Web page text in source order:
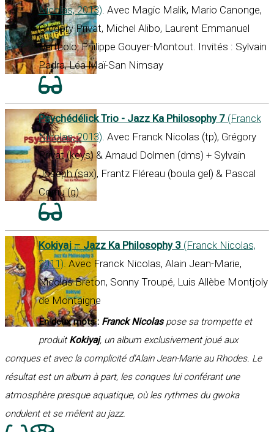
Nicolas, 2013). Avec Magic Malik, Mario Canonge,
Grégory Privat, Michel Alibo, Laurent Emmanuel
Bertholo, Philippe Gouyer-Montout. Invités : Sylvain
Padra, Léa Maï-San Nimsay
Psychédélick Trio - Jazz Ka Philosophy 7 (Franck
Nicolas, 2013). Avec Franck Nicolas (tp), Grégory
Privat (keys) & Arnaud Dolmen (dms) + Sylvain
Joseph (sax), Frantz Fléreau (boula gel) & Pascal
Corriu (g)
Kokiyaj – Jazz Ka Philosophy 3 (Franck Nicolas,
2011). Avec Franck Nicolas, Alain Jean-Marie,
Nicolas Breton, Sonny Troupé, Luis Allèbe Montjoly
de Montaigne
En deux mots : Franck Nicolaspose sa trompette et
produitKokiyaj, un album exclusivement joué aux
conques et avec la complicité d'Alain Jean-Marie au Rhodes. Le
résultat est un album à part, les conques lui conférant une
atmosphère presque aquatique, où les rythmes du gwoka
ondulent et se mêlent au jazz.